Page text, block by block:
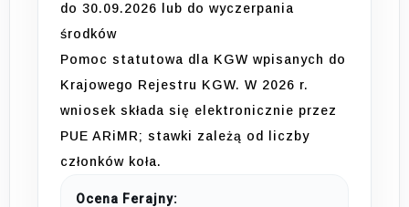
do 30.09.2026 lub do wyczerpania
środków
Pomoc statutowa dla KGW wpisanych do
Krajowego Rejestru KGW. W 2026 r.
wniosek składa się elektronicznie przez
PUE ARiMR; stawki zależą od liczby
członków koła.
Ocena Ferajny: